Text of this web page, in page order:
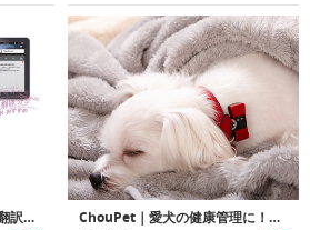
WorldPenScan X｜多言語翻訳機能付きスキャナーペン ワールドペンスキャンX ChouPet｜愛犬の健康管理に！ワンちゃん用活動量計「シューペット」